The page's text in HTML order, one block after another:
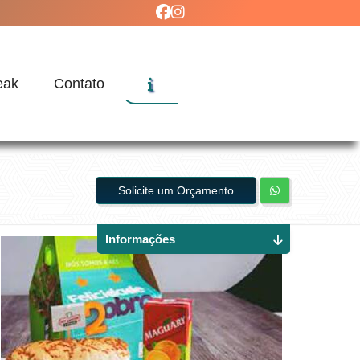
Contato
Solicite um Orçamento
Informações